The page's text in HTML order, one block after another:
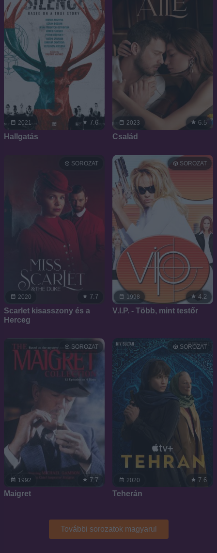
2021 7.6
Hallgatás
2023 6.5
Család
2020
SOROZAT
7.7
Scarlet kisasszony és a
Herceg
1998
SOROZAT
4.2
V.I.P. - Több, mint testőr
1992
SOROZAT
7.7
Maigret
2020
SOROZAT
7.6
Teherán
További sorozatok magyarul